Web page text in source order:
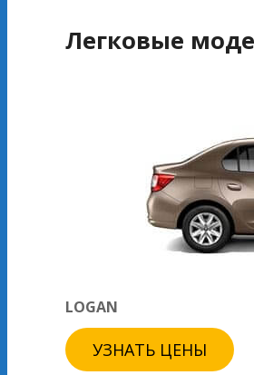
Легковые
LOGAN
УЗНАТЬ ЦЕНЫ